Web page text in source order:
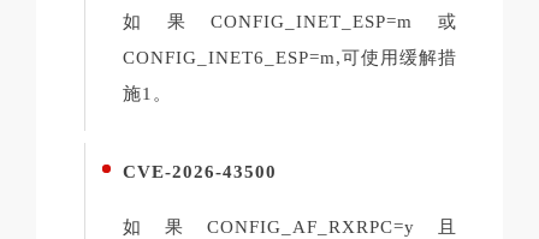
如果CONFIG_INET_ESP=m或
CONFIG_INET6_ESP=m,可使用缓解措
施1。
CVE-2026-43500
如果CONFIG_AF_RXRPC=y且